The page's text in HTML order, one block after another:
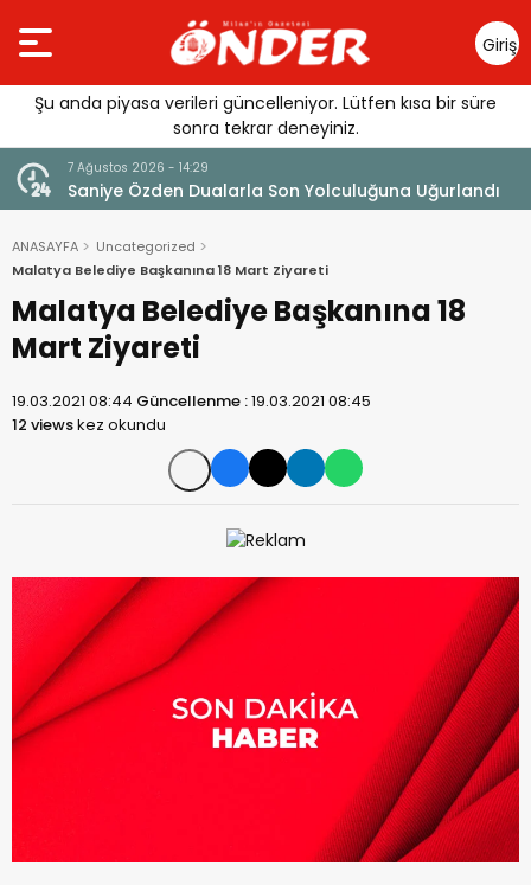
Giriş
Yap
Şu anda piyasa verileri güncelleniyor. Lütfen kısa bir süre
sonra tekrar deneyiniz.
Son Yolculuğuna Uğurlandı Tercih Döneminde
ANASAYFA
Uncategorized
Malatya Belediye Başkanına 18 Mart Ziyareti
Malatya Belediye Başkanına 18
Mart Ziyareti
19.03.2021 08:44 Güncellenme :19.03.2021 08:45
12 viewskez okundu